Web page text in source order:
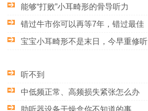
能够“打败”小耳畸形的骨导听力
错过牛市你可以再等7年，错过最佳
宝宝小耳畸形不是末日，今早重修听
听不到
中低频正常、高频损失紧张怎么办
助听器设备干燥盒你不知道的事